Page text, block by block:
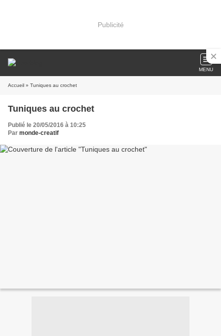
Publicité
MENU
Accueil » Tuniques au crochet
Tuniques au crochet
Publié le 20/05/2016 à 10:25
Par monde-creatif